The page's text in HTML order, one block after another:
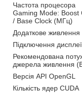
Частота процесора
Gaming Mode: Boost
/ Base Clock (МГц)
Додаткове живлення
Підключення
Рекомендована
джерела живлення
Версія API OpenGL
Кількість ядер CUDA